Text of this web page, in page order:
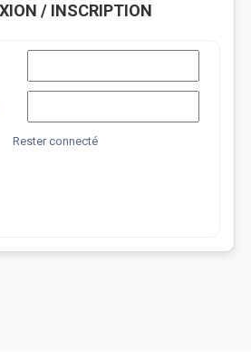
/ INSCRIPTION
Rester connecté